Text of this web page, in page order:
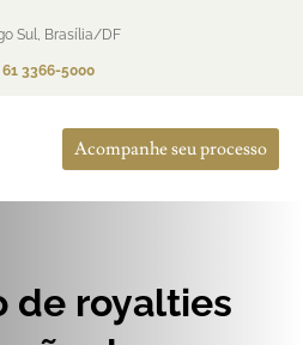
Sul, Brasília/DF
61 3366-5000
Acompanhe seu processo
de royalties